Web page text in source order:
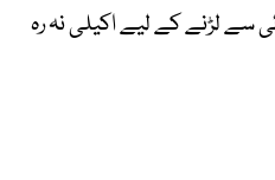
لڑنے کے لیے اکیلی نہ رہ